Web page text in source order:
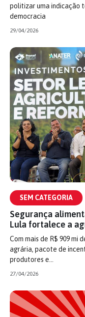
politizar uma indicação
democracia
29/04/2026
SEM CATEGORIA
Segurança
Lula fortalece a
Com mais de R$ 909 mi
agrária, pacote de
produtores e…
27/04/2026